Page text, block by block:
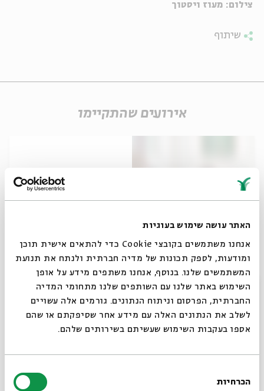
האתר עושה שימוש בעוגיות
אנחנו משתמשים בקובצי Cookie כדי להתאים אישית תוכן
ומודעות, לספק תכונות של מדיה חברתית ולנתח את תנועת
המשתמשים שלנו. בנוסף, אנחנו משתפים מידע על אופן
השימוש באתר שלנו עם השותפים שלנו מתחומי המדיה
החברתית, הפרסום וניתוח הנתונים. גורמים אלה עשויים
לשלב את הנתונים האלה עם מידע אחר שסיפקתם או שהם
אספו בעקבות השימוש שעשיתם בשירותים שלהם.
הסכמה
הכרחיות
צילום: מעוז ויסטוך
שיתוף
אירועים שהתקיימו
סיור- סיפור- ציור בתערוכה: מפגש מיוחד
לילדים ולהורים
מתוך:סיור- סיפור- ציור בתערוכה: מפגש מיוחד לילדים ולהורים
סגור